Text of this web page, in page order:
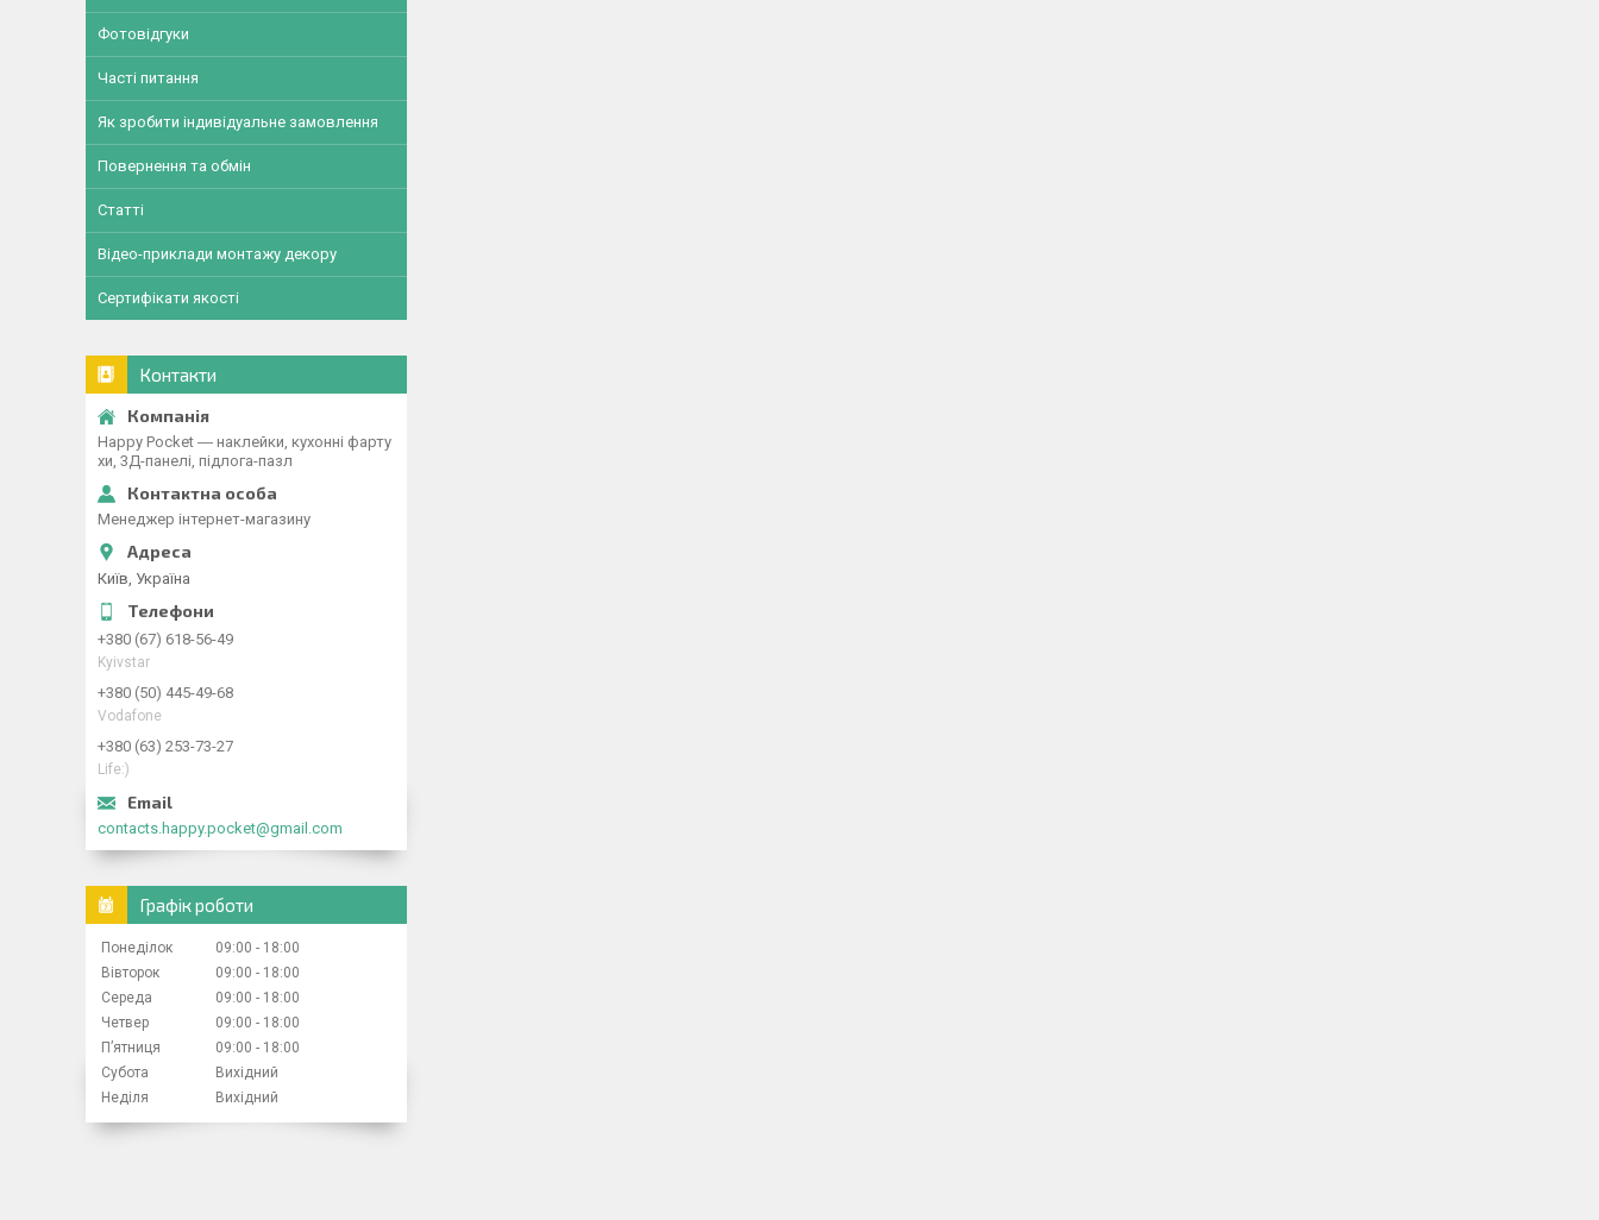
Фотовідгуки
Часті питання
Як зробити індивідуальне замовлення
Повернення та обмін
Статті
Відео-приклади монтажу декору
Сертифікати якості
Контакти
Happy Pocket ― наклейки, кухонні фарту
хи, 3Д-панелі, підлога-пазл
Менеджер інтернет-магазину
Київ, Україна
+380 (67) 618-56-49
Kyivstar
+380 (50) 445-49-68
Vodafone
+380 (63) 253-73-27
Life:)
contacts.happy.pocket@gmail.com
Графік роботи
Понеділок 09:00
18:00
Вівторок
09:00
18:00
Середа
09:00
18:00
Четвер
09:00
18:00
Пʼятниця
09:00
18:00
Субота
Вихідний
Неділя
Вихідний